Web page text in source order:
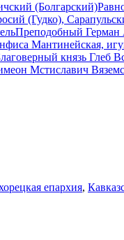
(Болгарский)
(Гудко),
Преподобный Герман
Мантинейская,
князь Глеб
Мстиславич
епархия,